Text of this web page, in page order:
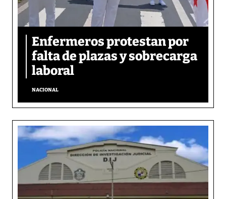
Enfermeros protestan por
falta de plazas y sobrecarga
laboral
NACIONAL